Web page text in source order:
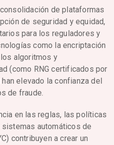
de plataformas
de seguridad y equidad,
para los reguladores y
como la encriptación
algoritmos y
(como RNG certificados por
elevado la confianza del
de fraude.
en las reglas, las políticas
automáticos de
contribuyen a crear un